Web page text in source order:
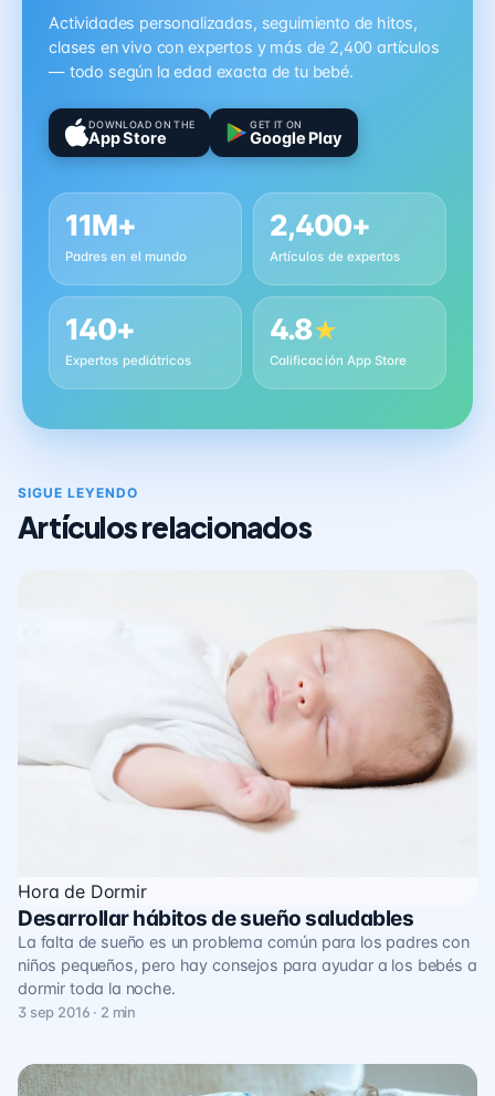
Actividades personalizadas, seguimiento de hitos,
clases en vivo con expertos y más de 2,400 artículos
— todo según la edad exacta de tu bebé.
DOWNLOAD ON THE
App Store
GET IT ON
Google Play
11M+
Padres en el mundo
2,400+
Artículos de expertos
140+
Expertos pediátricos
4.8★
Calificación App Store
SIGUE LEYENDO
Artículos relacionados
Hora de Dormir
Desarrollar hábitos de sueño saludables
La falta de sueño es un problema común para los padres con
niños pequeños, pero hay consejos para ayudar a los bebés a
dormir toda la noche.
3 sep 2016 · 2 min